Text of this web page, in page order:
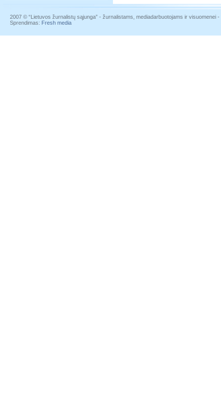
2007 © “Lietuvos žurnalistų sąjunga” - žurnalistams, mediadarbuotojams ir visuomenei
Sprendimas: Fresh media